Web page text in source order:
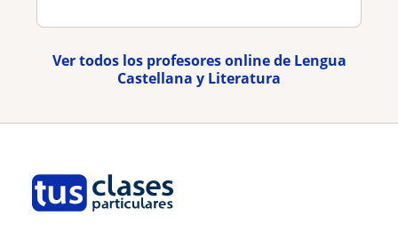
Ver todos los profesores online de Lengua
Castellana y Literatura